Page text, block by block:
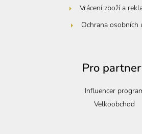
Vrácení zboží a
Ochrana osobních
Pro
Influencer
Velkoobchod